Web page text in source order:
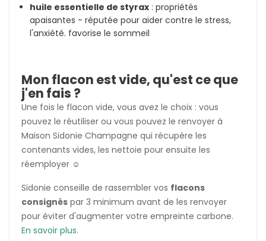
huile essentielle de styrax : propriétés
apaisantes - réputée pour aider contre le stress,
l'anxiété. favorise le sommeil
Mon flacon est vide, qu'est ce que
j'en fais ?
Une fois le flacon vide, vous avez le choix : vous
pouvez le réutiliser ou vous pouvez le renvoyer à
Maison Sidonie Champagne qui récupère les
contenants vides, les nettoie pour ensuite les
réemployer ☺️
Sidonie conseille de rassembler vos flacons
consignés par 3 minimum avant de les renvoyer
pour éviter d'augmenter votre empreinte carbone.
En savoir plus.